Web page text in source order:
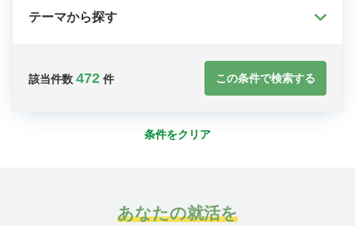
テーマから探す
該当件数 472 件 この条件で検索する
条件をクリア
あなたの就活を